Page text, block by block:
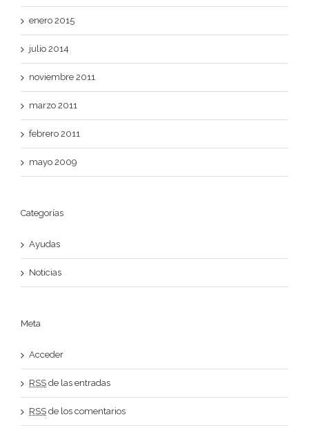
enero 2015
julio 2014
noviembre 2011
marzo 2011
febrero 2011
mayo 2009
Categorías
Ayudas
Noticias
Meta
Acceder
RSS de las entradas
RSS de los comentarios